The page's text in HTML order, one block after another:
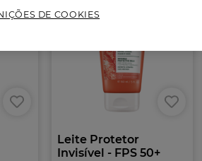
40.00 ml
Leite Protetor
Invisível - FPS 50+
DE COOKIES